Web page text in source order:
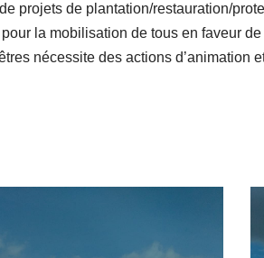
de projets de plantation/restauration/
la mobilisation de tous en faveur
nécessite des actions d’animation